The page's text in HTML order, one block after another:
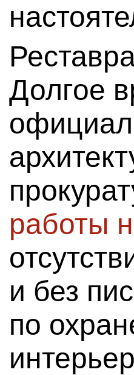
Долгое
работы
и без
по